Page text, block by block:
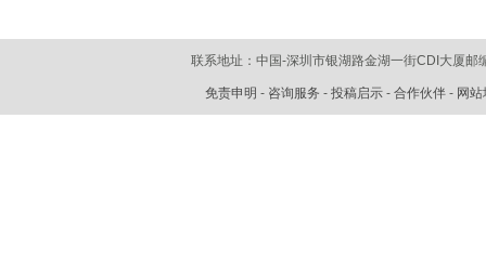
联系地址：中国-深圳市银湖路金湖一街CDI大厦邮
免责申明 - 咨询服务 - 投稿启示- 合作伙伴- 网